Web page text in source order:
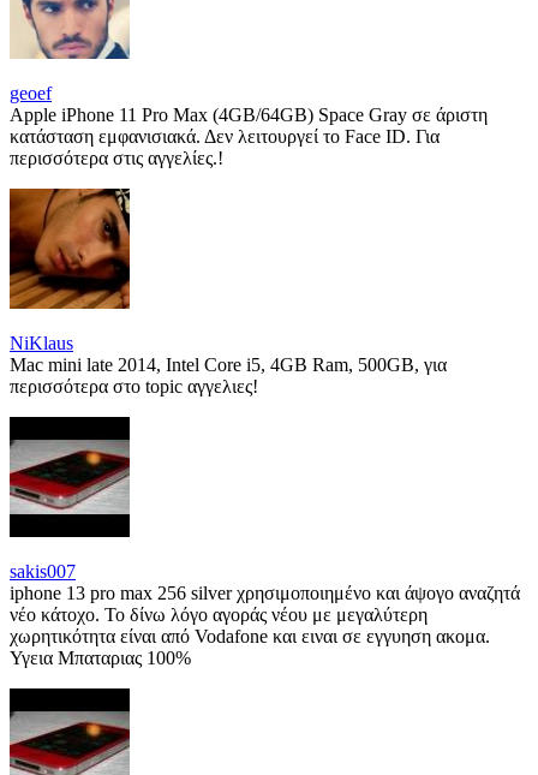
geoef
Apple iPhone 11 Pro Max (4GB/64GB) Space Gray σε άριστη
κατάσταση εμφανισιακά. Δεν λειτουργεί το Face ID. Για
περισσότερα στις αγγελίες.!
NiKlaus
Mac mini late 2014, Intel Core i5, 4GB Ram, 500GB, για
περισσότερα στο topic αγγελιες!
sakis007
iphone 13 pro max 256 silver χρησιμοποιημένο και άψογο αναζητά
νέο κάτοχο. Το δίνω λόγο αγοράς νέου με μεγαλύτερη
χωρητικότητα είναι από Vodafone και ειναι σε εγγυηση ακομα.
Υγεια Μπαταριας 100%